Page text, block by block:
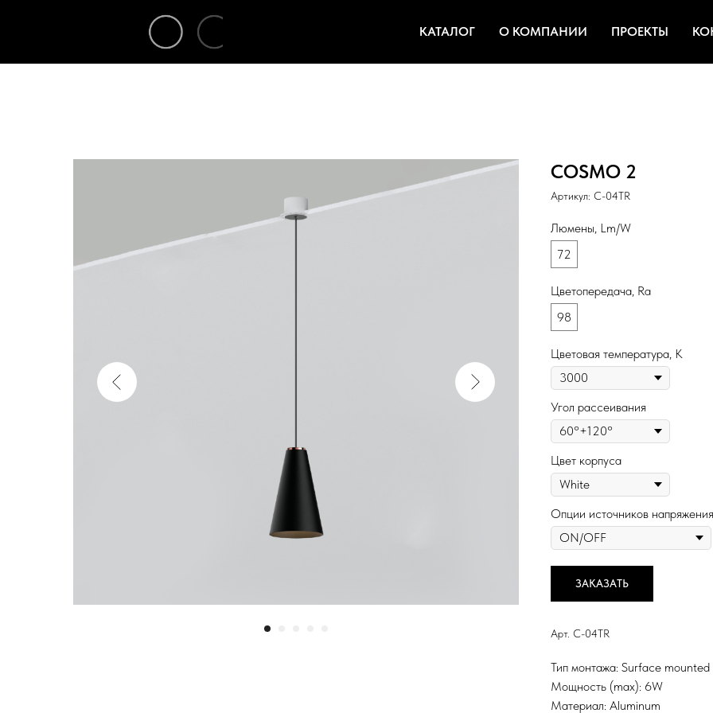
КАТАЛОГ О КОМПАНИИ ПРОЕКТЫ
COSMO 2
Артикул: C-04TR
Люмены, Lm/W
72
Цветопередача, Ra
98
Цветовая температура, К
Угол рассеивания
Цвет корпуса
Опции источников напряжения
ЗАКАЗАТЬ
Арт. C-04TR
Тип монтажа: Surface mounted
Мощность (max): 6W
Материал: Aluminum